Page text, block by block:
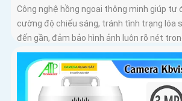
Công nghệ hồng ngoại thông minh giúp tự
cường độ chiếu sáng, tránh tình trạng lóa
đến gần, đảm bảo hình ảnh luôn rõ nét
đó, công nghệ giảm nhiễu 3DNR và chống
giúp camera tái tạo màu sắc chính xác và
điều kiện ánh sáng phức tạp như ngược
thiếu sáng